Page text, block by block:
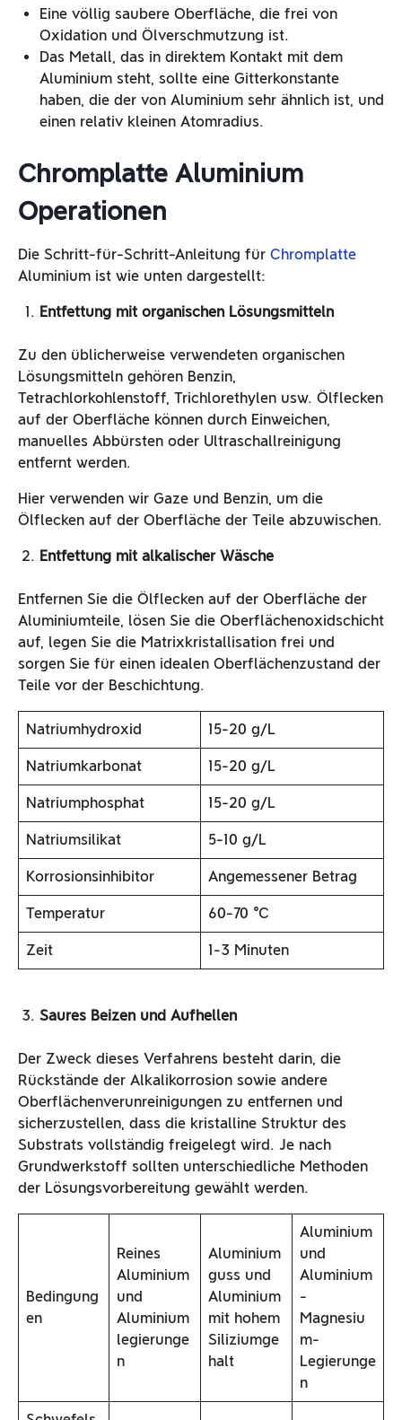
Eine völlig saubere Oberfläche, die frei von
Oxidation und Ölverschmutzung ist.
Das Metall, das in direktem Kontakt mit dem
Aluminium steht, sollte eine Gitterkonstante
haben, die der von Aluminium sehr ähnlich ist, und
einen relativ kleinen Atomradius.
Chromplatte Aluminium
Operationen
Die Schritt-für-Schritt-Anleitung für Chromplatte
Aluminium ist wie unten dargestellt:
Entfettung mit organischen Lösungsmitteln
Zu den üblicherweise verwendeten organischen
Lösungsmitteln gehören Benzin,
Tetrachlorkohlenstoff, Trichlorethylen usw. Ölflecken
auf der Oberfläche können durch Einweichen,
manuelles Abbürsten oder Ultraschallreinigung
entfernt werden.
Hier verwenden wir Gaze und Benzin, um die
Ölflecken auf der Oberfläche der Teile abzuwischen.
Entfettung mit alkalischer Wäsche
Entfernen Sie die Ölflecken auf der Oberfläche der
Aluminiumteile, lösen Sie die Oberflächenoxidschicht
auf, legen Sie die Matrixkristallisation frei und
sorgen Sie für einen idealen Oberflächenzustand der
Teile vor der Beschichtung.
Natriumhydroxid 15-20 g/L
Natriumkarbonat 15-20 g/L
Natriumphosphat 15-20 g/L
Natriumsilikat 5-10 g/L
Korrosionsinhibitor Angemessener Betrag
Temperatur 60-70 ℃
Zeit 1-3 Minuten
Saures Beizen und Aufhellen
Der Zweck dieses Verfahrens besteht darin, die
Rückstände der Alkalikorrosion sowie andere
Oberflächenverunreinigungen zu entfernen und
sicherzustellen, dass die kristalline Struktur des
Substrats vollständig freigelegt wird. Je nach
Grundwerkstoff sollten unterschiedliche Methoden
der Lösungsvorbereitung gewählt werden.
Bedingung
en
Reines
Aluminium
und
Aluminium
legierunge
n
Aluminium
guss und
Aluminium
mit hohem
Siliziumge
halt
Aluminium
und
Aluminium
-
Magnesiu
m-
Legierunge
n